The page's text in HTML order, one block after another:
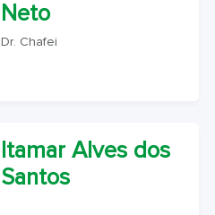
Neto
Dr. Chafei
Itamar Alves dos
Santos